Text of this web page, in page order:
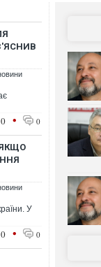
0 • 0
У
0 • 0